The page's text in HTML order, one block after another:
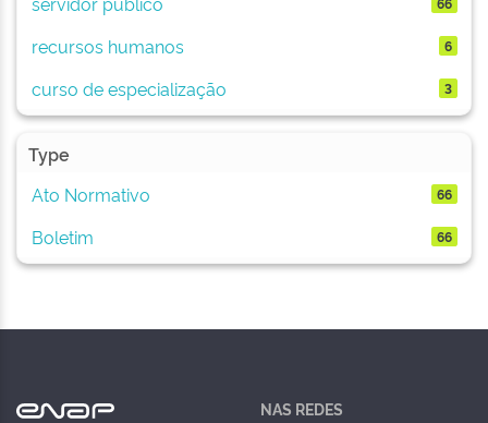
recursos humanos 6
curso de especialização 3
Type
Ato Normativo
66
Boletim 66
NAS REDES